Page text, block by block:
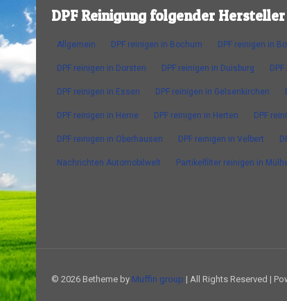
DPF Reinigung folgender Hersteller
Allgemein DPF reinigen in Bochum DPF reinigen in
DPF reinigen in Dorsten DPF reinigen in Duisburg
DPF reinigen in Essen DPF reinigen in Gelsenkirchen
DPF reinigen in Herne DPF reinigen in Herten DPF
DPF reinigen in Oberhausen DPF reinigen in Velbert
Nachrichten Automobilwelt Partikelfilter reinigen in
© 2026 Betheme by Muffin group | All Rights Reserved |